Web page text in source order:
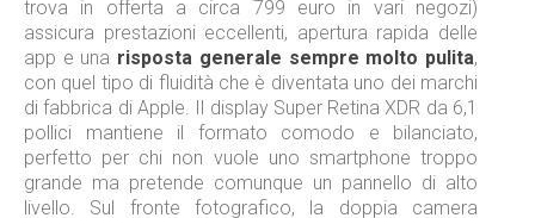
trova in offerta a circa 799 euro in vari negozi)
assicura prestazioni eccellenti, apertura rapida delle
app e una risposta generale sempre molto pulita,
con quel tipo di fluidità che è diventata uno dei marchi
di fabbrica di Apple. Il display Super Retina XDR da 6,1
pollici mantiene il formato comodo e bilanciato,
perfetto per chi non vuole uno smartphone troppo
grande ma pretende comunque un pannello di alto
livello. Sul fronte fotografico, la doppia camera